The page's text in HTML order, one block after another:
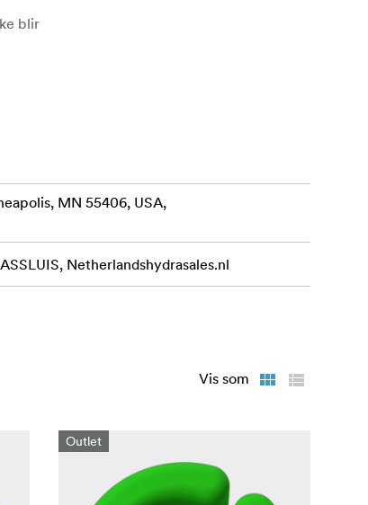
blir
MN 55406, USA,
Netherlandshydrasales.nl
Vis som
Outlet